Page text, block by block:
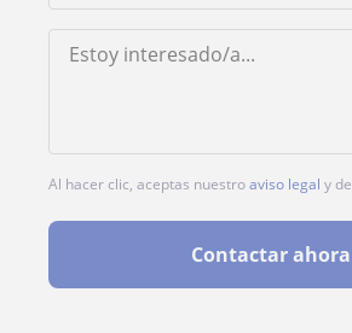
Al hacer clic, aceptas nuestroaviso legal y de
Contactar ahora